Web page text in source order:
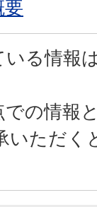
要
る情報
の情報
いただく